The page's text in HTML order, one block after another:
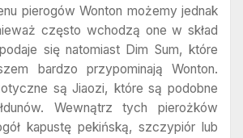
pierogów Wonton możemy jednak
często wchodzą one w skład
się natomiast Dim Sum, które
bardzo przypominają Wonton.
są Jiaozi, które są podobne
Wewnątrz tych pierożków
kapustę pekińską, szczypiór lub